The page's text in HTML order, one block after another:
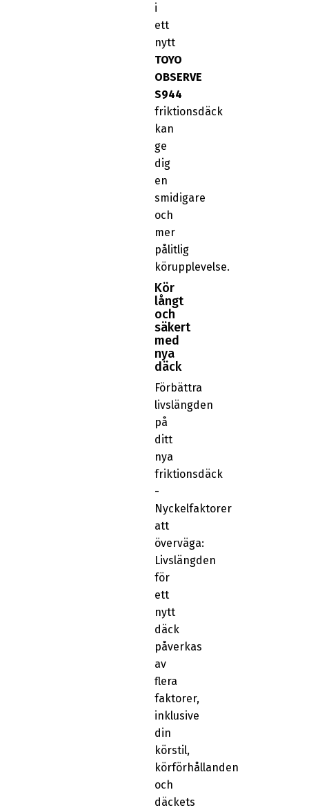
i
ett
nytt
TOYO
OBSERVE
S944
friktionsdäck
kan
ge
dig
en
smidigare
och
mer
pålitlig
körupplevelse.
Kör
långt
och
säkert
med
nya
däck
Förbättra
livslängden
på
ditt
nya
friktionsdäck
-
Nyckelfaktorer
att
överväga:
Livslängden
för
ett
nytt
däck
påverkas
av
flera
faktorer,
inklusive
din
körstil,
körförhållanden
och
däckets